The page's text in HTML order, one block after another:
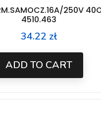
250V
4510.463
Price
34.22 zł
ADD TO CART